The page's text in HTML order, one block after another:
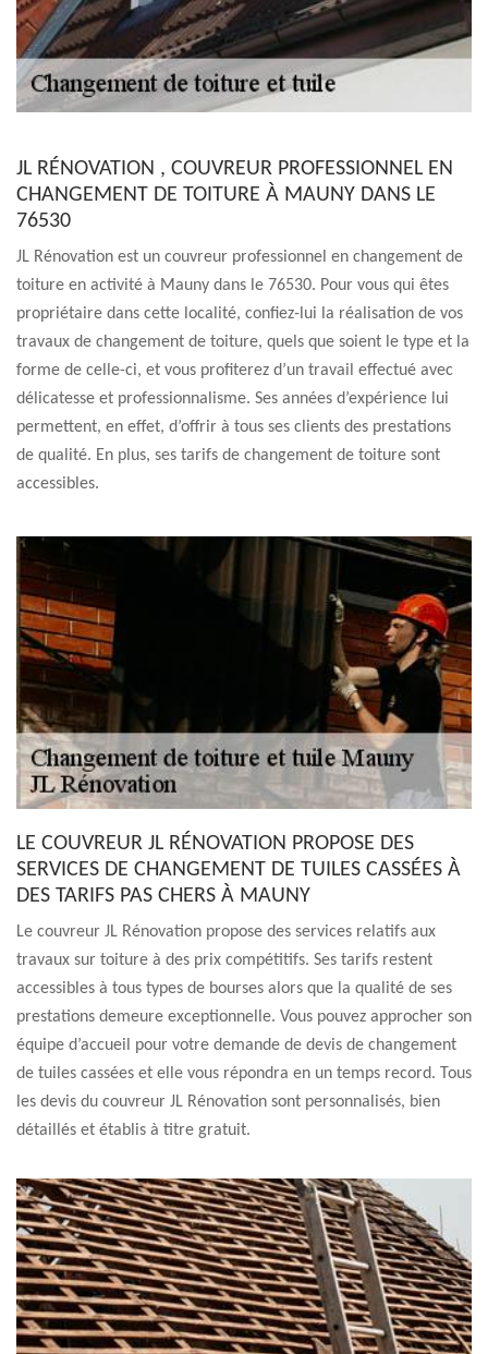
JL RÉNOVATION , COUVREUR PROFESSIONNEL EN
CHANGEMENT DE TOITURE À MAUNY DANS LE
76530
JL Rénovation est un couvreur professionnel en changement de
toiture en activité à Mauny dans le 76530. Pour vous qui êtes
propriétaire dans cette localité, confiez-lui la réalisation de vos
travaux de changement de toiture, quels que soient le type et la
forme de celle-ci, et vous profiterez d’un travail effectué avec
délicatesse et professionnalisme. Ses années d’expérience lui
permettent, en effet, d’offrir à tous ses clients des prestations
de qualité. En plus, ses tarifs de changement de toiture sont
accessibles.
LE COUVREUR JL RÉNOVATION PROPOSE DES
SERVICES DE CHANGEMENT DE TUILES CASSÉES À
DES TARIFS PAS CHERS À MAUNY
Le couvreur JL Rénovation propose des services relatifs aux
travaux sur toiture à des prix compétitifs. Ses tarifs restent
accessibles à tous types de bourses alors que la qualité de ses
prestations demeure exceptionnelle. Vous pouvez approcher son
équipe d’accueil pour votre demande de devis de changement
de tuiles cassées et elle vous répondra en un temps record. Tous
les devis du couvreur JL Rénovation sont personnalisés, bien
détaillés et établis à titre gratuit.